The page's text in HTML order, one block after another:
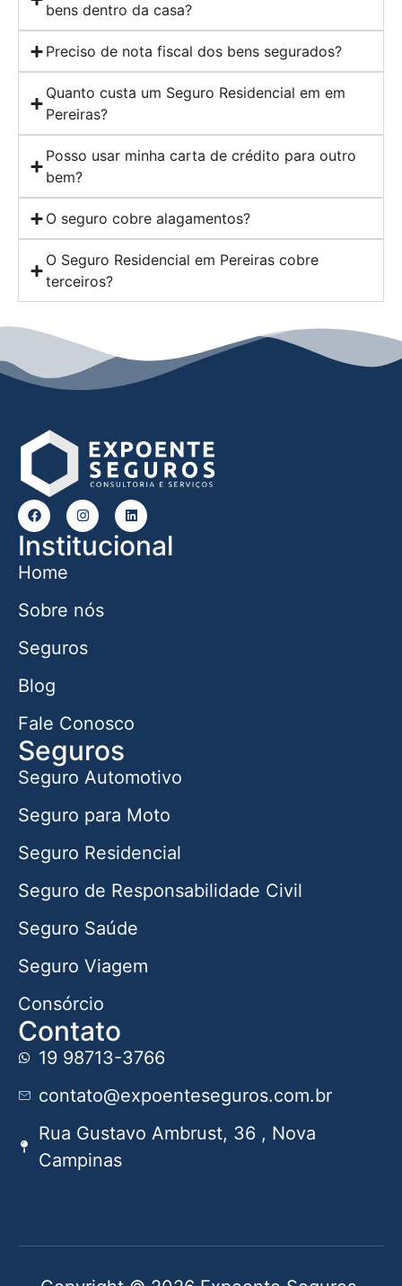
bens dentro da casa?
Preciso de nota fiscal dos bens segurados?
Quanto custa um Seguro Residencial em em
Pereiras?
Posso usar minha carta de crédito para outro
bem?
O seguro cobre alagamentos?
O Seguro Residencial em Pereiras cobre
terceiros?
Institucional
Home
Sobre nós
Seguros
Blog
Fale Conosco
Seguros
Seguro Automotivo
Seguro para Moto
Seguro Residencial
Seguro de Responsabilidade Civil
Seguro Saúde
Seguro Viagem
Consórcio
Contato
19 98713-3766
contato@expoenteseguros.com.br
Rua Gustavo Ambrust, 36 , Nova
Campinas